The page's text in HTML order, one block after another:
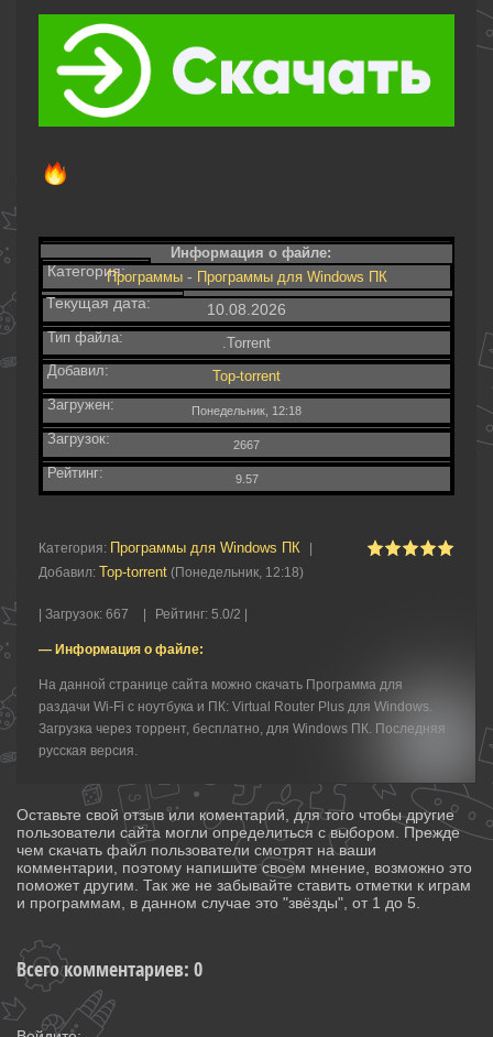
Информация о файле:
Категория:Программы- Программы для Windows ПК
Текущая дата: 10.08.2026
Тип файла:
.Torrent
Добавил:
Top-torrent
Загружен:
Понедельник, 12:18
Загрузок: 2667
Рейтинг: 9.57
Категория: Программы для Windows ПК
Добавил: Top-torrent (Понедельник, 12:18)
Загрузок: 667 Рейтинг: 5.0/2 |
— Информация о файле:
На данной странице сайта можно скачать Программа для
раздачи Wi-Fi с ноутбука и ПК: Virtual Router Plus для Windows.
Загрузка через торрент, бесплатно, для Windows ПК. Последняя
русская версия.
Оставьте свой отзыв или коментарий, для того чтобы другие
пользователи сайта могли определиться с выбором. Прежде
чем скачать файл пользователи смотрят на ваши
комментарии, поэтому напишите своем мнение, возможно это
поможет другим. Так же не забывайте ставить отметки к играм
и программам, в данном случае это "звёзды", от 1 до 5.
Всего комментариев: 0